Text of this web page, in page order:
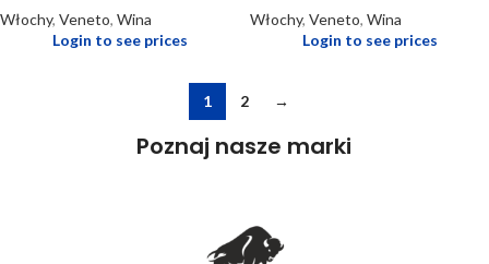
Włochy, Veneto, Wina
Login to see prices
Włochy, Veneto, Wina
Login to see prices
1 2 →
Poznaj nasze marki